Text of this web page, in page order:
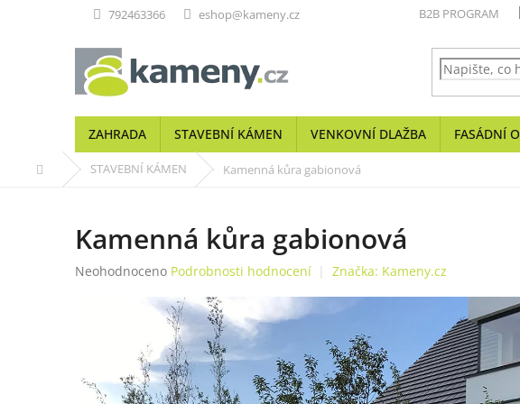
792463366 eshop@kameny.cz B2B PROGRAM
ZAHRADA STAVEBNÍ KÁMEN VENKOVNÍ DLAŽBA FASÁDNÍ
Domů STAVEBNÍ KÁMEN Kamenná kůra gabionová
Kamenná kůra gabionová
Průměrné
hvězdiček.
Neohodnoceno Podrobnosti hodnocení Značka: Kameny.cz